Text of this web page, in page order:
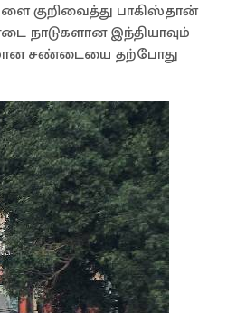
குறிவைத்து பாகிஸ்தான்
நாடுகளான இந்தியாவும்
சண்டையை தற்போது